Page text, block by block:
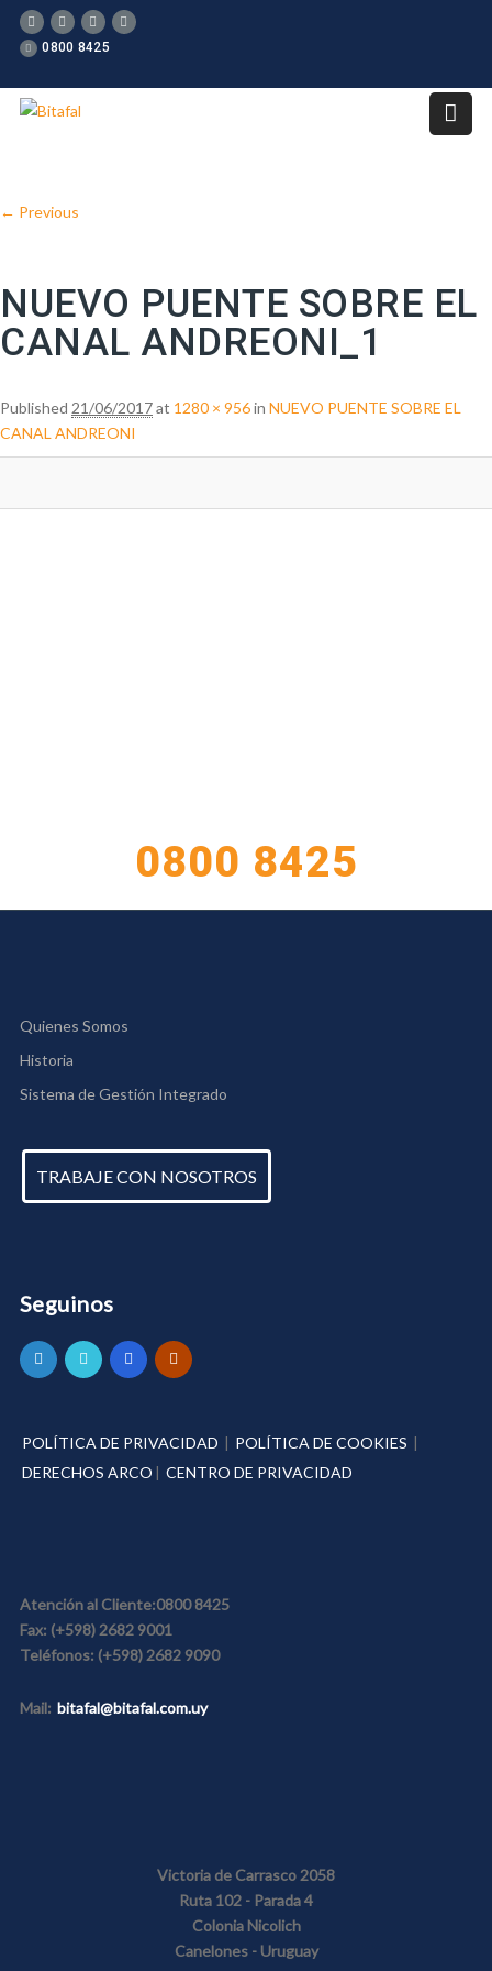
0800 8425
Image navigation
← Previous
NUEVO PUENTE SOBRE EL
CANAL ANDREONI_1
Published 21/06/2017at 1280 × 956in NUEVO PUENTE SOBRE EL
CANAL ANDREONI
0800 8425
Quienes Somos
Historia
Sistema de Gestión Integrado
TRABAJE CON NOSOTROS
Seguinos
POLÍTICA DE PRIVACIDAD | POLÍTICA DE COOKIES |
DERECHOS ARCO | CENTRO DE PRIVACIDAD
Atención al Cliente:0800 8425
Fax: (+598) 2682 9001
Teléfonos: (+598) 2682 9090
Mail: bitafal@bitafal.com.uy
Victoria de Carrasco 2058
Ruta 102 - Parada 4
Colonia Nicolich
Canelones - Uruguay